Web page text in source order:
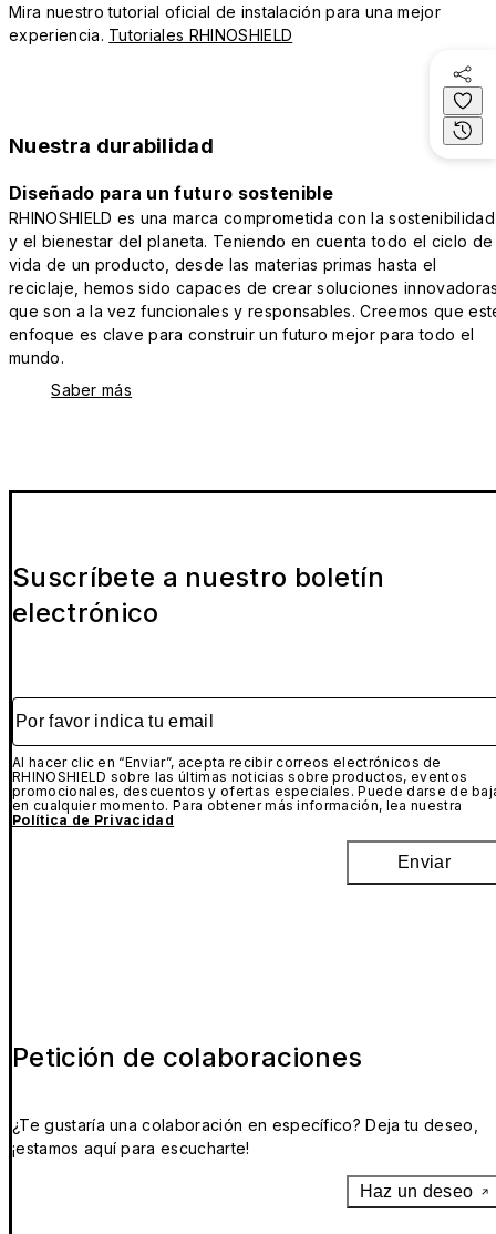
Mira nuestro tutorial oficial de instalación para una mejor
experiencia. Tutoriales RHINOSHIELD
Nuestra durabilidad
Diseñado para un futuro sostenible
RHINOSHIELD es una marca comprometida con la sostenibilidad
y el bienestar del planeta. Teniendo en cuenta todo el ciclo de
vida de un producto, desde las materias primas hasta el
reciclaje, hemos sido capaces de crear soluciones
que son a la vez funcionales y responsables. Creemos que
enfoque es clave para construir un futuro mejor para todo el
mundo.
Saber más
Suscríbete a nuestro boletín
electrónico
Por favor indica tu email
Al hacer clic en “Enviar”, acepta recibir correos electrónicos de
RHINOSHIELD sobre las últimas noticias sobre productos, eventos
promocionales, descuentos y ofertas especiales. Puede darse de
en cualquier momento. Para obtener más información, lea nuestra
Política de Privacidad
Enviar
Petición de colaboraciones
¿Te gustaría una colaboración en específico? Deja tu deseo,
¡estamos aquí para escucharte!
Haz un deseo